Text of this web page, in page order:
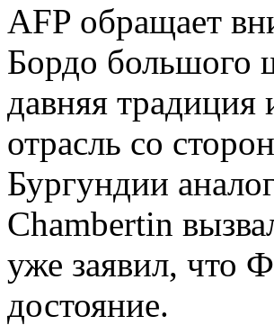
AFP обращает
Бордо большого
давняя традиция
отрасль со
Бургундии
Chambertin
уже заявил, что
достояние.